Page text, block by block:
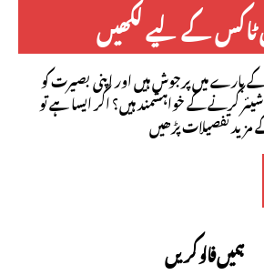
کے لیے لکھیں
بارے میں پرجوش ہیں اور اپنی بصیرت کو
کرنے کے خواہشمند ہیں؟ اگر ایسا ہے تو
مزید تفصیلات پڑھیں
ہمیں فالو کریں